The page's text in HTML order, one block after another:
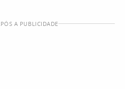
A PUBLICIDADE